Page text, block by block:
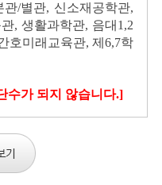
관/별관, 신소재공학관,
, 생활과학관, 음대1,2
호미래교육관, 제6,7학
수가 되지 않습니다.]